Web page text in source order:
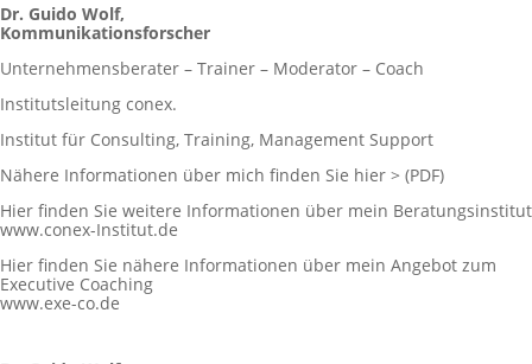
Dr. Guido Wolf,
Kommunikationsforscher
Unternehmensberater – Trainer – Moderator – Coach
Institutsleitung conex.
Institut für Consulting, Training, Management Support
Nähere Informationen über mich finden Sie hier > (PDF)
Hier finden Sie weitere Informationen über mein Beratungsinstitut
www.conex-Institut.de
Hier finden Sie nähere Informationen über mein Angebot zum
Executive Coaching
www.exe-co.de